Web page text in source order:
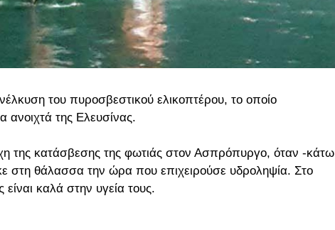
του πυροσβεστικού ελικοπτέρου, το οποίο
της Ελευσίνας.
της κατάσβεσης της φωτιάς στον Ασπρόπυργο, όταν -κάτω
στη θάλασσα την ώρα που επιχειρούσε υδροληψία. Στο
καλά στην υγεία τους.